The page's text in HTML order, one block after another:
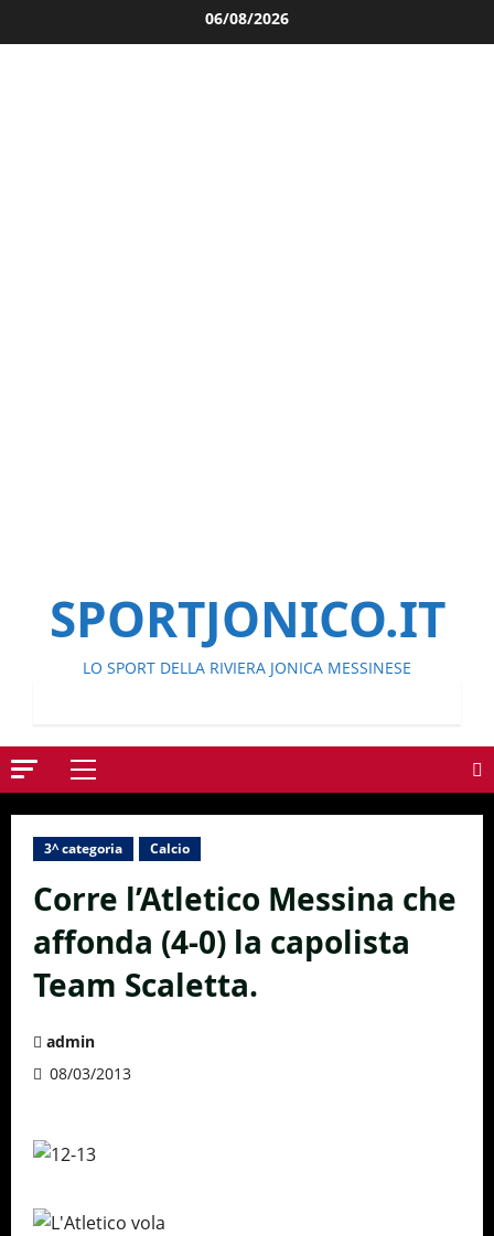
al
06/08/2026
SPORTJONICO.IT
LO SPORT DELLA RIVIERA JONICA MESSINESE
Menu
3^ categoria Calcio
Corre l’Atletico Messina che
affonda (4-0) la capolista
Team Scaletta.
admin
08/03/2013